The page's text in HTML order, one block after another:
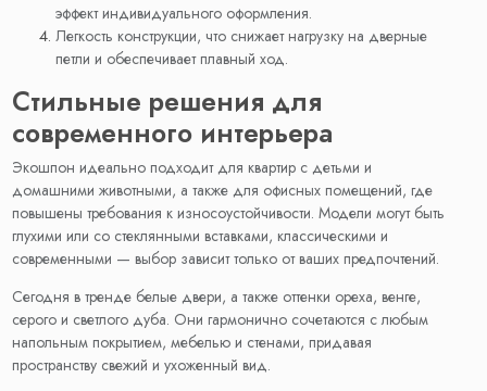
эффект индивидуального оформления.
Легкость конструкции, что снижает нагрузку на дверные
петли и обеспечивает плавный ход.
Стильные решения для
современного интерьера
Экошпон идеально подходит для квартир с детьми и
домашними животными, а также для офисных помещений, где
повышены требования к износоустойчивости. Модели могут быть
глухими или со стеклянными вставками, классическими и
современными — выбор зависит только от ваших предпочтений.
Сегодня в тренде белые двери, а также оттенки ореха, венге,
серого и светлого дуба. Они гармонично сочетаются с любым
напольным покрытием, мебелью и стенами, придавая
пространству свежий и ухоженный вид.